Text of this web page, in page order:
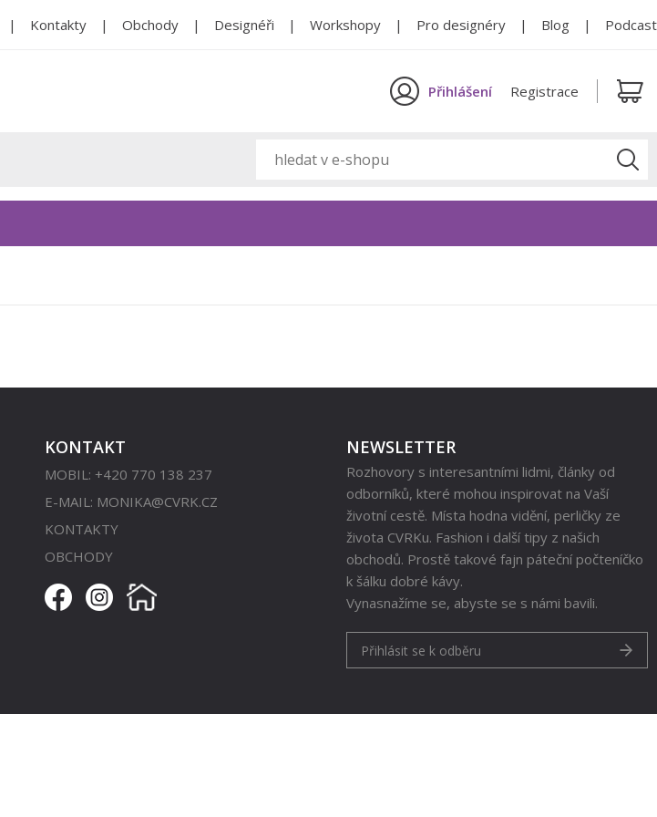
Kontakty Obchody Designéři Workshopy Pro designéry Blog Podcast
Přihlášení Registrace
KONTAKT
MOBIL: +420 770 138 237
E-MAIL: MONIKA@CVRK.CZ
KONTAKTY
OBCHODY
NEWSLETTER
Rozhovory s interesantními lidmi, články od
odborníků, které mohou inspirovat na Vaší
životní cestě. Místa hodna vidění, perličky ze
života CVRKu. Fashion i další tipy z našich
obchodů. Prostě takové fajn páteční počteníčko
k šálku dobré kávy.
Vynasnažíme se, abyste se s námi bavili.
Přihlásit se k odběru